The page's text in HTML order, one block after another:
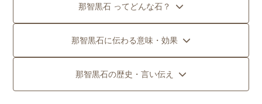
那智黒石 ってどんな石？
那智黒石に伝わる意味・効果
那智黒石の歴史・言い伝え